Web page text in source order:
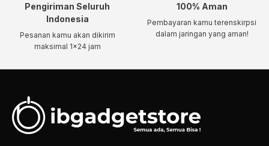
Pengiriman Seluruh
Indonesia
Pesanan kamu akan dikirim
maksimal 1x24 jam
100% Aman
Pembayaran kamu terenskirpsi
dalam jaringan yang aman!